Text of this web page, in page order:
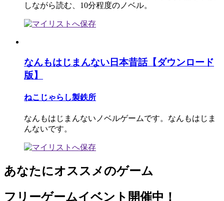
しながら読む、10分程度のノベル。
なんもはじまんない日本昔話【ダウンロード
版】
ねこじゃらし製鉄所
なんもはじまんないノベルゲームです。なんもはじま
んないです。
あなたにオススメのゲーム
フリーゲームイベント開催中！